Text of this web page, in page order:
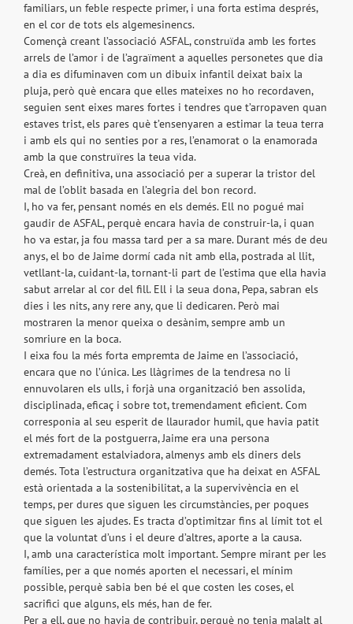
familiars, un feble respecte primer, i una forta estima després,
en el cor de tots els algemesinencs.
Començà creant l’associació ASFAL, construïda amb les fortes
arrels de l’amor i de l’agraïment a aquelles personetes que dia
a dia es difuminaven com un dibuix infantil deixat baix la
pluja, però què encara que elles mateixes no ho recordaven,
seguien sent eixes mares fortes i tendres que t’arropaven quan
estaves trist, els pares què t’ensenyaren a estimar la teua terra
i amb els qui no senties por a res, l’enamorat o la enamorada
amb la que construïres la teua vida.
Creà, en definitiva, una associació per a superar la tristor del
mal de l’oblit basada en l’alegria del bon record.
I, ho va fer, pensant només en els demés. Ell no pogué mai
gaudir de ASFAL, perquè encara havia de construir-la, i quan
ho va estar, ja fou massa tard per a sa mare. Durant més de deu
anys, el bo de Jaime dormí cada nit amb ella, postrada al llit,
vetllant-la, cuidant-la, tornant-li part de l’estima que ella havia
sabut arrelar al cor del fill. Ell i la seua dona, Pepa, sabran els
dies i les nits, any rere any, que li dedicaren. Però mai
mostraren la menor queixa o desànim, sempre amb un
somriure en la boca.
I eixa fou la més forta empremta de Jaime en l’associació,
encara que no l’única. Les llàgrimes de la tendresa no li
ennuvolaren els ulls, i forjà una organització ben assolida,
disciplinada, eficaç i sobre tot, tremendament eficient. Com
corresponia al seu esperit de llaurador humil, que havia patit
el més fort de la postguerra, Jaime era una persona
extremadament estalviadora, almenys amb els diners dels
demés. Tota l’estructura organitzativa que ha deixat en ASFAL
està orientada a la sostenibilitat, a la supervivència en el
temps, per dures que siguen les circumstàncies, per poques
que siguen les ajudes. Es tracta d’optimitzar fins al límit tot el
que la voluntat d’uns i el deure d’altres, aporte a la causa.
I, amb una característica molt important. Sempre mirant per les
famílies, per a que només aporten el necessari, el mínim
possible, perquè sabia ben bé el que costen les coses, el
sacrifici que alguns, els més, han de fer.
Per a ell, que no havia de contribuir, perquè no tenia malalt al